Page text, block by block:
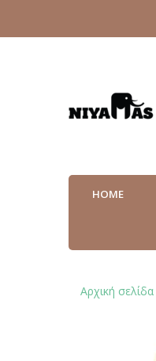
HOME
Αρχική σελίδα